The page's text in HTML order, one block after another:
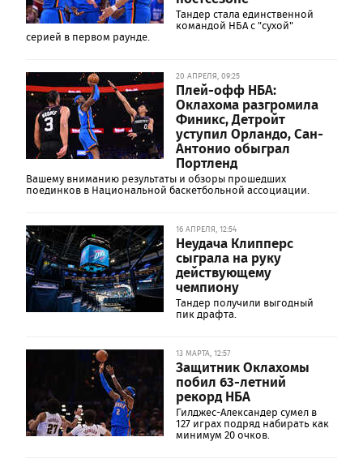
Тандер стала единственной
командой НБА с "сухой"
серией в первом раунде.
20 АПРЕЛЯ, 09:25
Плей-офф НБА:
Оклахома разгромила
Финикс, Детройт
уступил Орландо, Сан-
Антонио обыграл
Портленд
Вашему вниманию результаты и обзоры прошедших
поединков в Национальной баскетбольной ассоциации.
16 АПРЕЛЯ, 12:54
Неудача Клипперс
сыграла на руку
действующему
чемпиону
Тандер получили выгодный
пик драфта.
13 МАРТА, 12:57
Защитник Оклахомы
побил 63-летний
рекорд НБА
Гилджес-Александер сумел в
127 играх подряд набирать как
минимум 20 очков.